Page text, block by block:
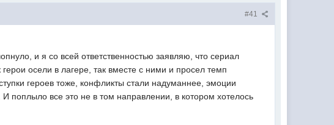
#41
и я со всей ответственностью заявляю, что сериал
осели в лагере, так вместе с ними и просел темп
героев тоже, конфликты стали надуманнее, эмоции
поплыло все это не в том направлении, в котором хотелось